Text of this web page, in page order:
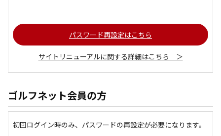
パスワード再設定はこちら
サイトリニューアルに関する詳細はこちら ＞
ゴルフネット会員の方
初回ログイン時のみ、パスワードの再設定が必要になります。